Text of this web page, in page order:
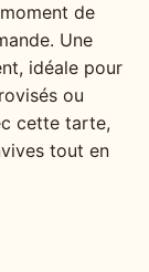
de
Une
idéale pour
ou
cette tarte,
tout en